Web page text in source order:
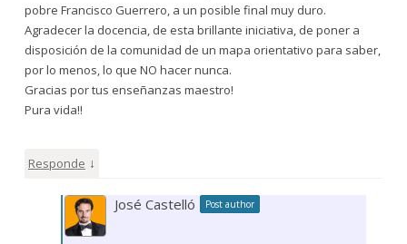
pobre Francisco Guerrero, a un posible final muy duro.
Agradecer la docencia, de esta brillante iniciativa, de poner a
disposición de la comunidad de un mapa orientativo para saber,
por lo menos, lo que NO hacer nunca.
Gracias por tus enseñanzas maestro!
Pura vida!!
Responde ↓
José Castelló Post author